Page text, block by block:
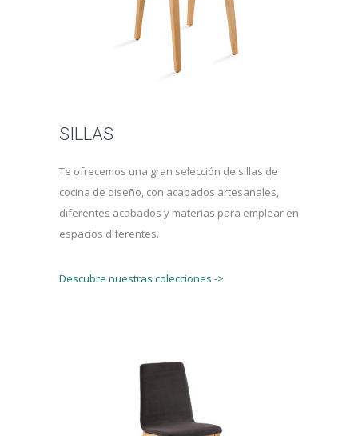
SILLAS
Te ofrecemos una gran selección de sillas de
cocina de diseño, con acabados artesanales,
diferentes acabados y materias para emplear en
espacios diferentes.
Descubre nuestras colecciones ->